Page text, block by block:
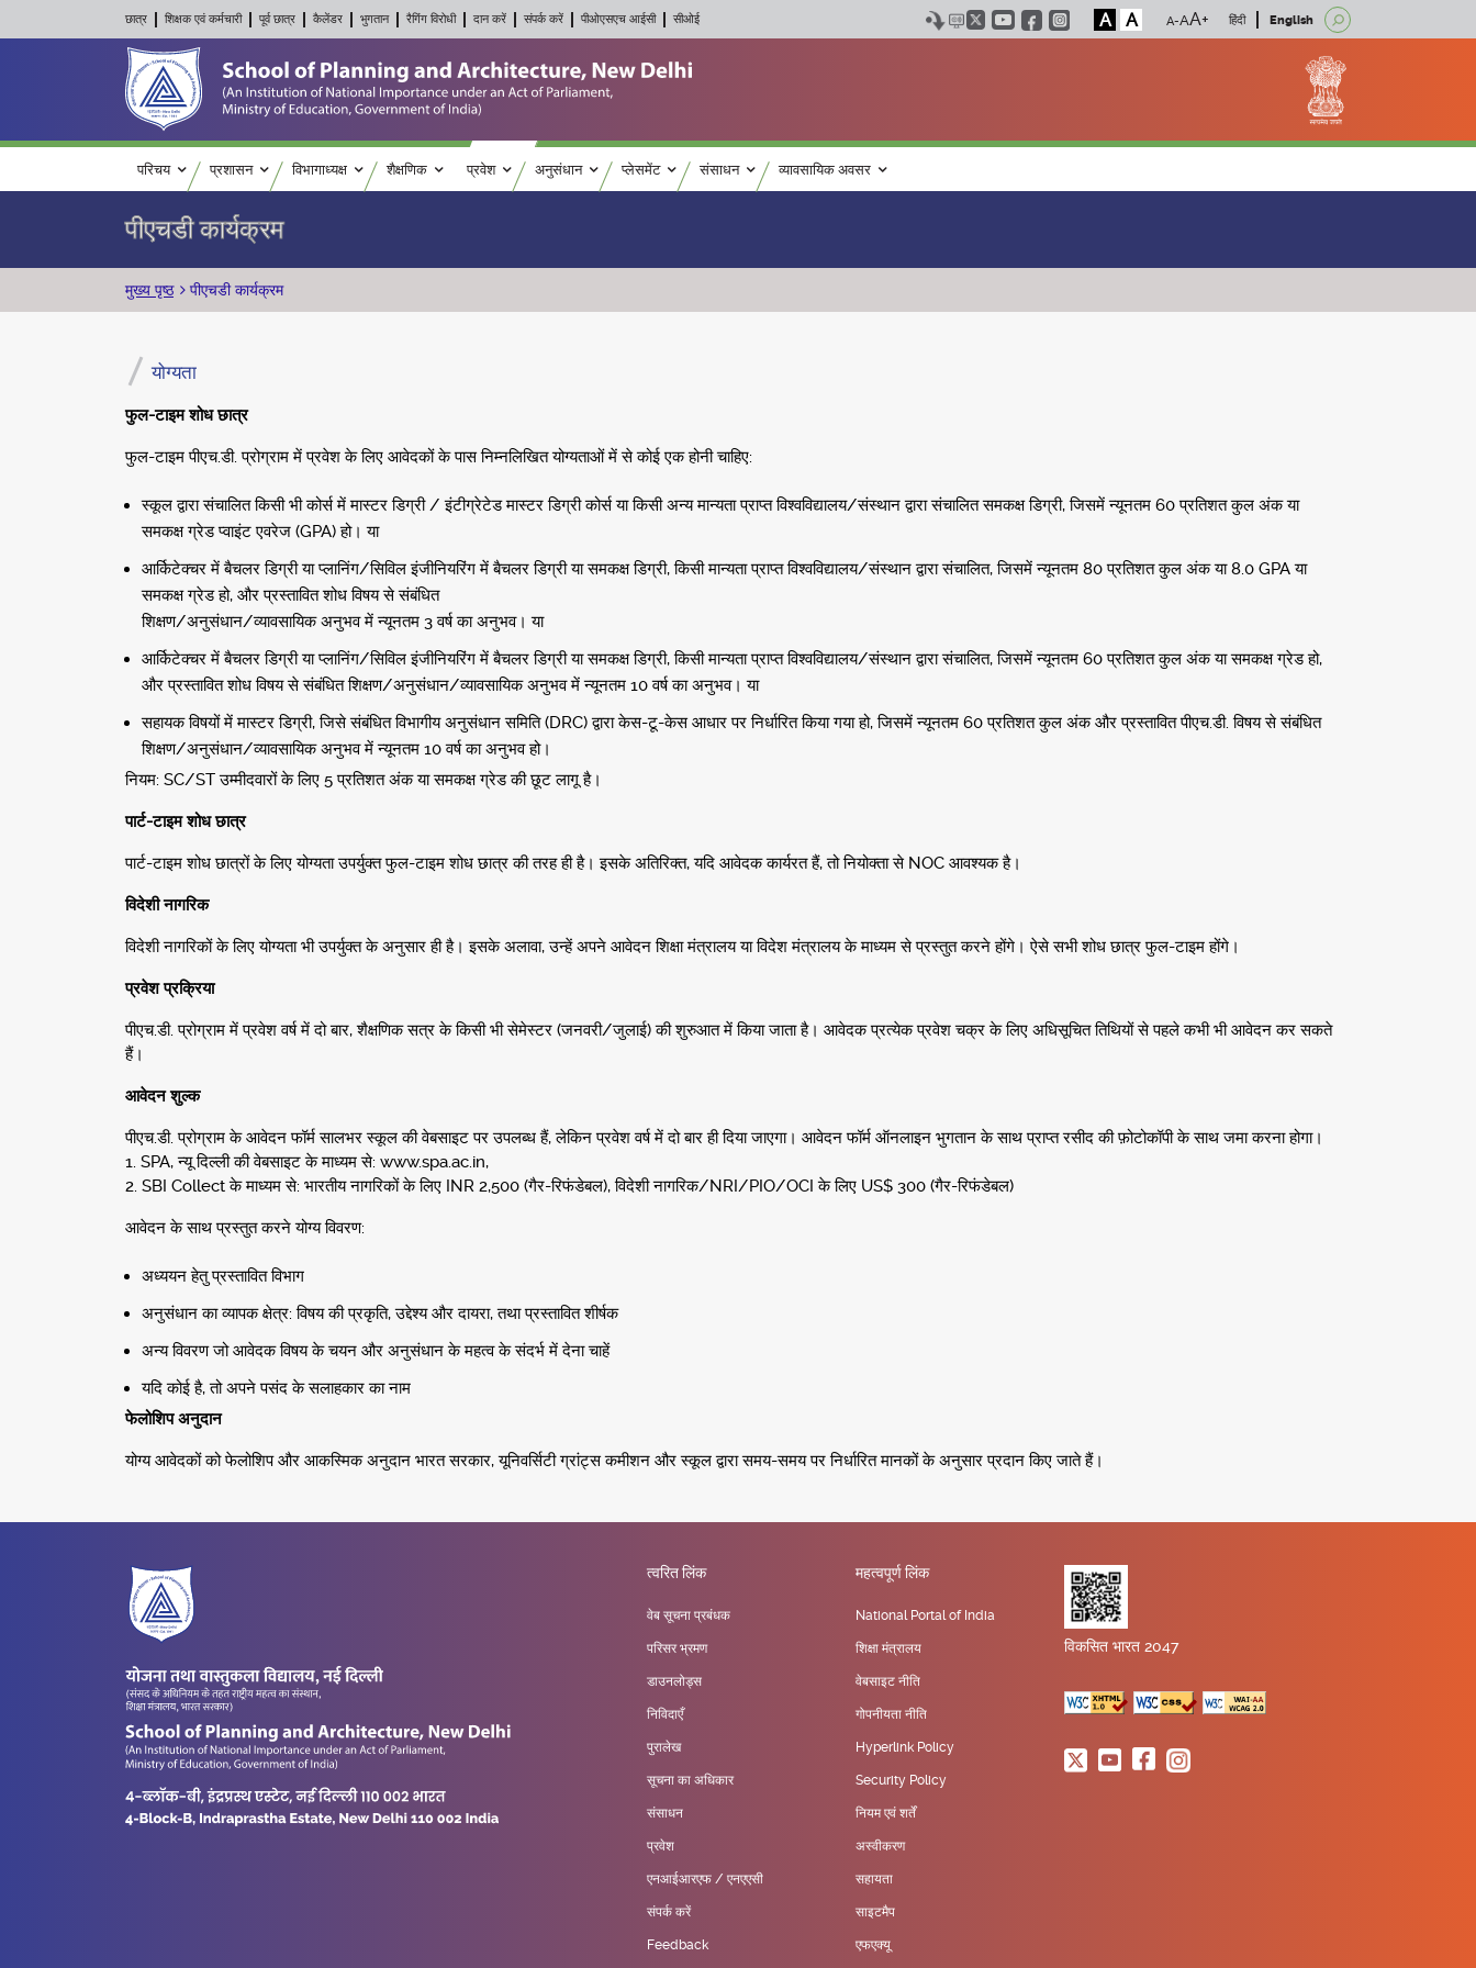
छात्र शिक्षक एवं कर्मचारी पूर्व छात्र कैलेंडर भुगतान रैगिंग विरोधी दान करें संपर्क करें पीओएसएच आईसी सीओई A A हिंदी English
Main navigation
परिचय प्रशासन विभागाध्यक्ष शैक्षणिक प्रवेश अनुसंधान प्लेसमेंट संसाधन व्यावसायिक अवसर
पीएचडी कार्यक्रम
पग चिन्ह
मुख्य पृष्ठ पीएचडी कार्यक्रम
योग्यता
फुल-टाइम शोध छात्र
फुल-टाइम पीएच.डी. प्रोग्राम में प्रवेश के लिए आवेदकों के पास निम्नलिखित योग्यताओं में से कोई एक होनी चाहिए:
स्कूल द्वारा संचालित किसी भी कोर्स में मास्टर डिग्री / इंटीग्रेटेड मास्टर डिग्री कोर्स या किसी अन्य मान्यता प्राप्त विश्वविद्यालय/संस्थान द्वारा संचालित समकक्ष डिग्री, जिसमें न्यूनतम 60 प्रतिशत कुल अंक या
समकक्ष ग्रेड प्वाइंट एवरेज (GPA) हो। या
आर्किटेक्चर में बैचलर डिग्री या प्लानिंग/सिविल इंजीनियरिंग में बैचलर डिग्री या समकक्ष डिग्री, किसी मान्यता प्राप्त विश्वविद्यालय/संस्थान द्वारा संचालित, जिसमें न्यूनतम 80 प्रतिशत कुल अंक या 8.0 GPA या
समकक्ष ग्रेड हो, और प्रस्तावित शोध विषय से संबंधित
शिक्षण/अनुसंधान/व्यावसायिक अनुभव में न्यूनतम 3 वर्ष का अनुभव। या
आर्किटेक्चर में बैचलर डिग्री या प्लानिंग/सिविल इंजीनियरिंग में बैचलर डिग्री या समकक्ष डिग्री, किसी मान्यता प्राप्त विश्वविद्यालय/संस्थान द्वारा संचालित, जिसमें न्यूनतम 60 प्रतिशत कुल अंक या समकक्ष ग्रेड हो,
और प्रस्तावित शोध विषय से संबंधित शिक्षण/अनुसंधान/व्यावसायिक अनुभव में न्यूनतम 10 वर्ष का अनुभव। या
सहायक विषयों में मास्टर डिग्री, जिसे संबंधित विभागीय अनुसंधान समिति (DRC) द्वारा केस-टू-केस आधार पर निर्धारित किया गया हो, जिसमें न्यूनतम 60 प्रतिशत कुल अंक और प्रस्तावित पीएच.डी. विषय से संबंधित
शिक्षण/अनुसंधान/व्यावसायिक अनुभव में न्यूनतम 10 वर्ष का अनुभव हो।
नियम: SC/ST उम्मीदवारों के लिए 5 प्रतिशत अंक या समकक्ष ग्रेड की छूट लागू है।
पार्ट-टाइम शोध छात्र
पार्ट-टाइम शोध छात्रों के लिए योग्यता उपर्युक्त फुल-टाइम शोध छात्र की तरह ही है। इसके अतिरिक्त, यदि आवेदक कार्यरत हैं, तो नियोक्ता से NOC आवश्यक है।
विदेशी नागरिक
विदेशी नागरिकों के लिए योग्यता भी उपर्युक्त के अनुसार ही है। इसके अलावा, उन्हें अपने आवेदन शिक्षा मंत्रालय या विदेश मंत्रालय के माध्यम से प्रस्तुत करने होंगे। ऐसे सभी शोध छात्र फुल-टाइम होंगे।
प्रवेश प्रक्रिया
पीएच.डी. प्रोग्राम में प्रवेश वर्ष में दो बार, शैक्षणिक सत्र के किसी भी सेमेस्टर (जनवरी/जुलाई) की शुरुआत में किया जाता है। आवेदक प्रत्येक प्रवेश चक्र के लिए अधिसूचित तिथियों से पहले कभी भी आवेदन कर सकते
हैं।
आवेदन शुल्क
पीएच.डी. प्रोग्राम के आवेदन फॉर्म सालभर स्कूल की वेबसाइट पर उपलब्ध हैं, लेकिन प्रवेश वर्ष में दो बार ही दिया जाएगा। आवेदन फॉर्म ऑनलाइन भुगतान के साथ प्राप्त रसीद की फ़ोटोकॉपी के साथ जमा करना होगा।
1. SPA, न्यू दिल्ली की वेबसाइट के माध्यम से: www.spa.ac.in,
2. SBI Collect के माध्यम से: भारतीय नागरिकों के लिए INR 2,500 (गैर-रिफंडेबल), विदेशी नागरिक/NRI/PIO/OCI के लिए US$ 300 (गैर-रिफंडेबल)
आवेदन के साथ प्रस्तुत करने योग्य विवरण:
अध्ययन हेतु प्रस्तावित विभाग
अनुसंधान का व्यापक क्षेत्र: विषय की प्रकृति, उद्देश्य और दायरा, तथा प्रस्तावित शीर्षक
अन्य विवरण जो आवेदक विषय के चयन और अनुसंधान के महत्व के संदर्भ में देना चाहें
यदि कोई है, तो अपने पसंद के सलाहकार का नाम
फेलोशिप अनुदान
योग्य आवेदकों को फेलोशिप और आकस्मिक अनुदान भारत सरकार, यूनिवर्सिटी ग्रांट्स कमीशन और स्कूल द्वारा समय-समय पर निर्धारित मानकों के अनुसार प्रदान किए जाते हैं।
त्वरित लिंक
वेब सूचना प्रबंधक
परिसर भ्रमण
डाउनलोड्स
निविदाएँ
पुरालेख
सूचना का अधिकार
संसाधन
प्रवेश
एनआईआरएफ / एनएएसी
संपर्क करें
Feedback
महत्वपूर्ण लिंक
National Portal of India
शिक्षा मंत्रालय
वेबसाइट नीति
गोपनीयता नीति
Hyperlink Policy
Security Policy
नियम एवं शर्तें
अस्वीकरण
सहायता
साइटमैप
एफएक्यू
विकसित भारत 2047